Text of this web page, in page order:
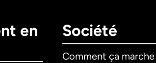
en
Société
Comment ça marche